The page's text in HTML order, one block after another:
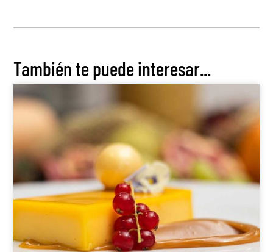
También te puede interesar...